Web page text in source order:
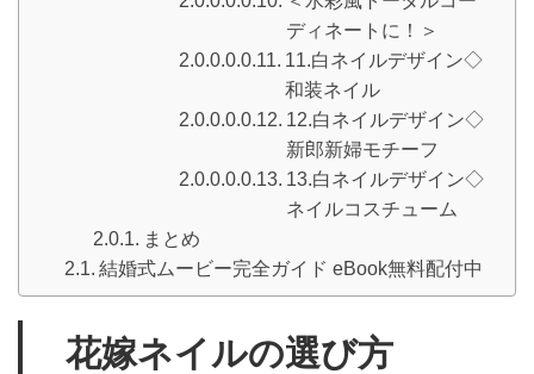
ディネートに！＞
11.白ネイルデザイン◇
和装ネイル
12.白ネイルデザイン◇
新郎新婦モチーフ
13.白ネイルデザイン◇
ネイルコスチューム
まとめ
結婚式ムービー完全ガイド eBook無料配付中
花嫁ネイルの選び方